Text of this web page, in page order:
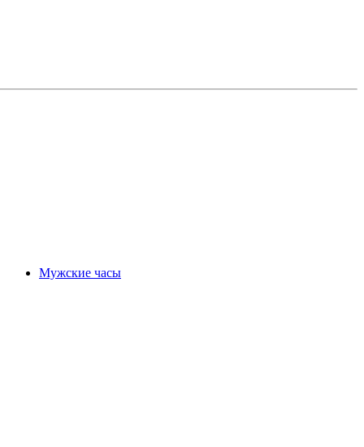
Мужские часы